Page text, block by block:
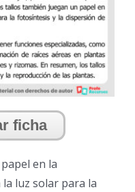
ficha
en la
luz solar para la